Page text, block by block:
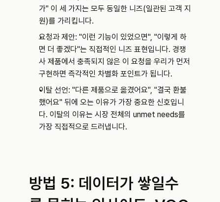
가" 이 세 가지는 모두 동일한 니즈(일관된 고객 지
원)를 가리킵니다.
요청과 제안: "이런 기능이 있었으면", "이렇게 하
면 더 좋겠다"는 직접적인 니즈 표현입니다. 경쟁
사 제품에서 충족되지 않은 이 요청을 우리가 먼저
구현하면 즉각적인 차별화 포인트가 됩니다.
이탈 선언: "다른 제품으로 옮겼어요", "결국 환불
했어요" 뒤에 오는 이유가 가장 중요한 신호입니
다. 이탈의 이유는 시장 전체의 unmet needs를
가장 직접적으로 드러냅니다.
방법 5: 데이터가 쌓일수